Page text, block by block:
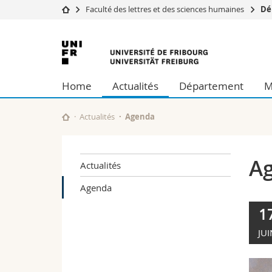
Université
Recherche
Université
Formation continue
Sciences
Lettres et
Faculté des lettres et des sciences humaines
Université
de
Fribourg
Home Actualités Département
Actualités Agenda
Actualités
Agenda